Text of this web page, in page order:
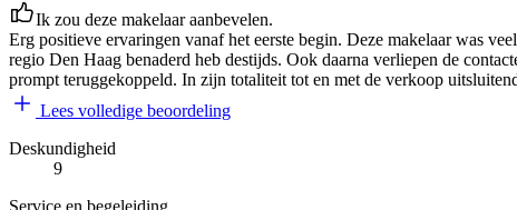
Ik zou deze makelaar aanbevelen.
Erg positieve ervaringen vanaf het eerste begin. Deze makelaar was
regio Den Haag benaderd heb destijds. Ook daarna verliepen de
prompt teruggekoppeld. In zijn totaliteit tot en met de verkoop
Lees volledige beoordeling
Deskundigheid
9
Service en begeleiding